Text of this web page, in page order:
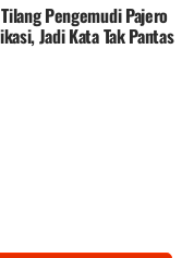
Pengemudi Pajero
Jadi Kata Tak Pantas